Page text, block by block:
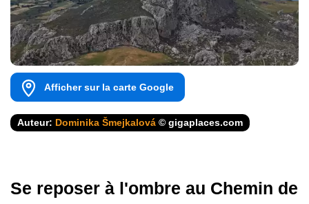
Afficher sur la carte Google
Auteur: Dominika Šmejkalová © gigaplaces.com
Se reposer à l'ombre au Chemin de